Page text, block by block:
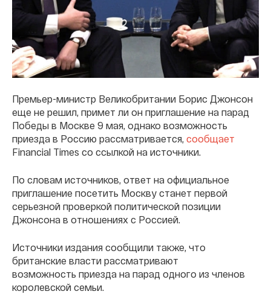
Премьер-министр Великобритании Борис Джонсон
еще не решил, примет ли он приглашение на парад
Победы в Москве 9 мая, однако возможность
приезда в Россию рассматривается, сообщает
Financial Times со ссылкой на источники.
По словам источников, ответ на официальное
приглашение посетить Москву станет первой
серьезной проверкой политической позиции
Джонсона в отношениях с Россией.
Источники издания сообщили также, что
британские власти рассматривают
возможность приезда на парад одного из членов
королевской семьи.